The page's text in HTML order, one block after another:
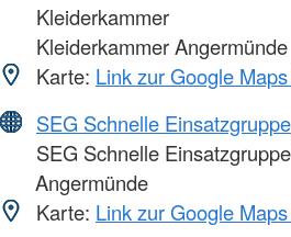
Kleiderkammer
Kleiderkammer Angermünde
Karte: Link zur Google
SEG Schnelle Einsatzgruppe
SEG Schnelle
Angermünde
Karte: Link zur Google